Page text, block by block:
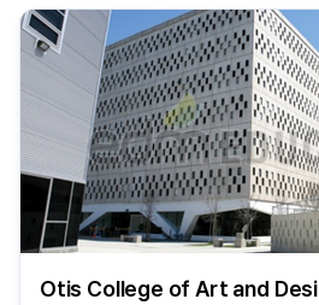
Otis College of Art and